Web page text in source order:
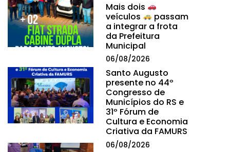
Mais dois
veículos
passam
a integrar a frota
da Prefeitura
Municipal
06/08/2026
Santo Augusto
presente no 44º
Congresso de
Municípios do RS e
31º Fórum de
Cultura e Economia
Criativa da FAMURS
06/08/2026